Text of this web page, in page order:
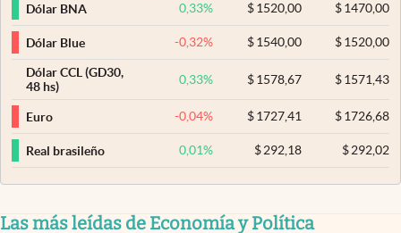
Dólar BNA
0,33% $ 1520,00 $1470,00
Dólar Blue -0,32% $ 1540,00 $1520,00
Dólar CCL (GD30,
48 hs)
0,33% $ 1578,67 $1571,43
Euro -0,04% $ 1727,41 $1726,68
Real brasileño 0,01% $292,18 $292,02
Las más leídas de Economía y Política